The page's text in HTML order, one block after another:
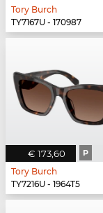
Tory Burch
TY7167U - 170987
€ 173,60 P
Tory Burch
TY7216U - 1964T5